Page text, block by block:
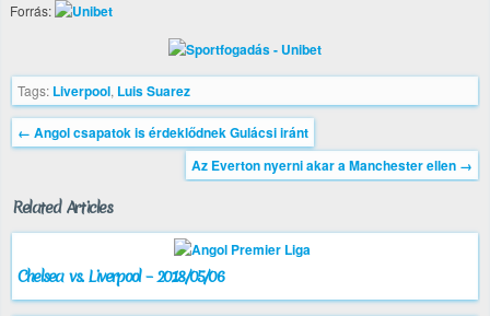
Forrás:
Tags: Liverpool, Luis Suarez
← Angol csapatok is érdeklődnek Gulácsi iránt
Az Everton nyerni akar a Manchester ellen →
Related Articles
Chelsea vs. Liverpool – 2018/05/06